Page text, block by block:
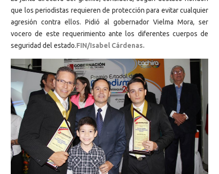
que los periodistas requieren de protección para evitar cualquier
agresión contra ellos. Pidió al gobernador Vielma Mora, ser
vocero de este requerimiento ante los diferentes cuerpos de
seguridad del estado.FIN/Isabel Cárdenas.